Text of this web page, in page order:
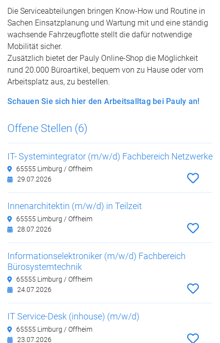
Die Serviceabteilungen bringen Know-How und Routine in
Sachen Einsatzplanung und Wartung mit und eine ständig
wachsende Fahrzeugflotte stellt die dafür notwendige
Mobilität sicher.
Zusätzlich bietet der Pauly Online-Shop die Möglichkeit
rund 20.000 Büroartikel, bequem von zu Hause oder vom
Arbeitsplatz aus, zu bestellen.
Schauen Sie sich hier den Arbeitsalltag bei Pauly an!
Offene Stellen (6)
IT- Systemintegrator (m/w/d) Fachbereich Netzwerke
65555 Limburg / Offheim
29.07.2026
Innenarchitektin (m/w/d) in Teilzeit
65555 Limburg / Offheim
28.07.2026
Informationselektroniker (m/w/d) Fachbereich
Bürosystemtechnik
65555 Limburg / Offheim
24.07.2026
IT Service-Desk (inhouse) (m/w/d)
65555 Limburg / Offheim
23.07.2026